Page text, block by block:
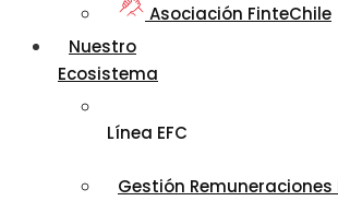
Asociación FinteChile
Nuestro
Ecosistema
Línea EFC
Gestión Remuneraciones